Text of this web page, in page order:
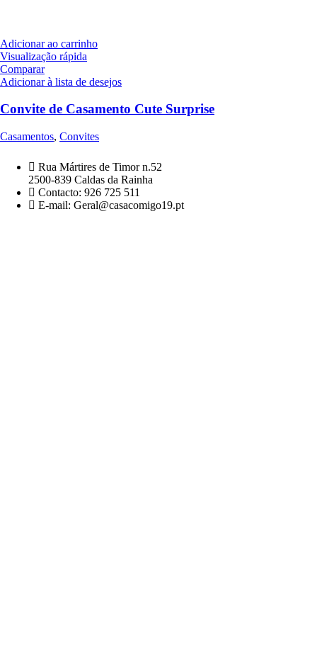
Adicionar ao carrinho
Visualização rápida
Comparar
Adicionar à lista de desejos
Convite de Casamento Cute Surprise
Casamentos, Convites
Rua Mártires de Timor n.52
2500-839 Caldas da Rainha
Contacto: 926 725 511
E-mail: Geral@casacomigo19.pt